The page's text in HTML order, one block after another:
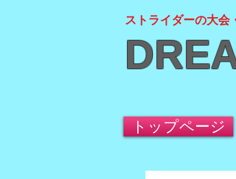
ストライダーの大会
トップページ